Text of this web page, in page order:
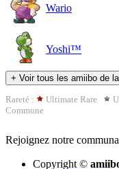
Wario
Yoshi™
+ Voir tous les amiibo de
Rareté : Ultimate Rare
Commune
Rejoignez notre
Copyright ©